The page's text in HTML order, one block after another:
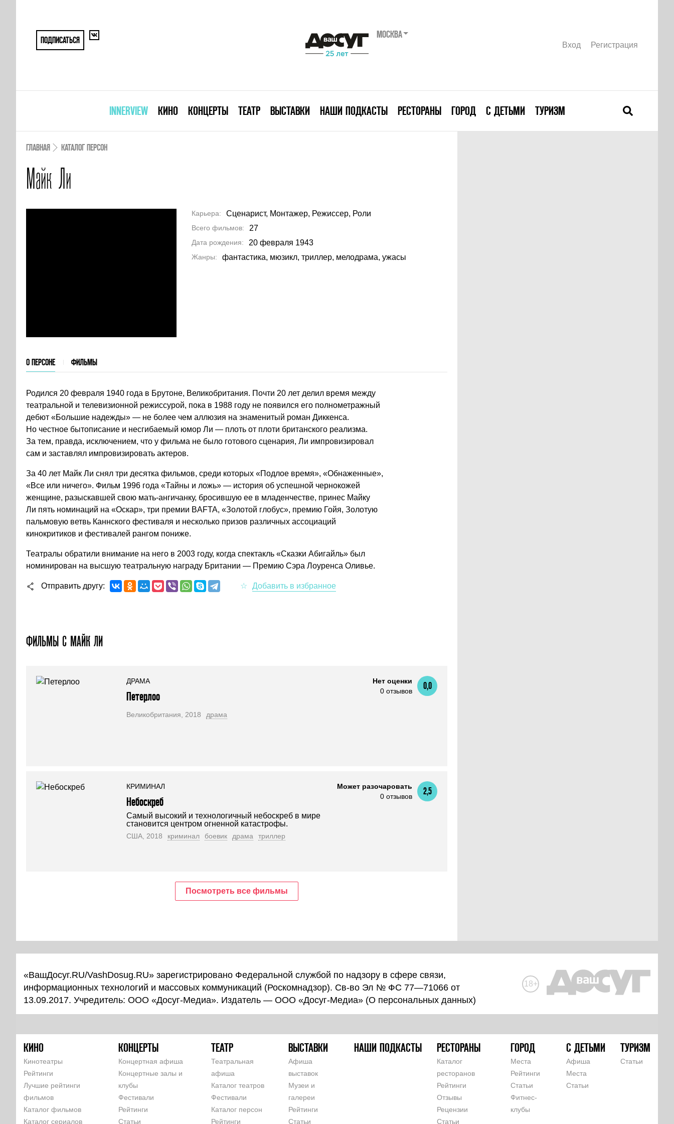
ПОДПИСАТЬСЯ
МОСКВА
Вход Регистрация
INNERVIEW КИНО КОНЦЕРТЫ ТЕАТР ВЫСТАВКИ НАШИ ПОДКАСТЫ РЕСТОРАНЫ ГОРОД С ДЕТЬМИ ТУРИЗМ
ГЛАВНАЯ КАТАЛОГ ПЕРСОН
Майк Ли
Карьера Сценарист, Монтажер, Режиссер, Роли
Всего фильмов 27
Дата рождения 20 февраля 1943
Жанры фантастика, мюзикл, триллер, мелодрама, ужасы
О ПЕРСОНЕ ФИЛЬМЫ
Родился 20 февраля 1940 года в Брутоне, Великобритания. Почти 20 лет делил время между
театральной и телевизионной режиссурой, пока в 1988 году не появился его полнометражный
дебют «Большие надежды» — не более чем аллюзия на знаменитый роман Диккенса.
Но честное бытописание и несгибаемый юмор Ли — плоть от плоти британского реализма.
За тем, правда, исключением, что у фильма не было готового сценария, Ли импровизировал
сам и заставлял импровизировать актеров.
За 40 лет Майк Ли снял три десятка фильмов, среди которых «Подлое время», «Обнаженные»,
«Все или ничего». Фильм 1996 года «Тайны и ложь» — история об успешной чернокожей
женщине, разыскавшей свою мать-ангичанку, бросившую ее в младенчестве, принес Майку
Ли пять номинаций на «Оскар», три премии BAFTA, «Золотой глобус», премию Гойя, Золотую
пальмовую ветвь Каннского фестиваля и несколько призов различных ассоциаций
кинокритиков и фестивалей рангом пониже.
Театралы обратили внимание на него в 2003 году, когда спектакль «Сказки Абигайль» был
номинирован на высшую театральную награду Британии — Премию Сэра Лоуренса Оливье.
Отправить другу
ФИЛЬМЫ С МАЙК ЛИ
ДРАМА
Петерлоо
Великобритания, 2018 драма
Нет оценки
0 отзывов
0,0
КРИМИНАЛ
Небоскреб
Самый высокий и технологичный небоскреб в мире
становится центром огненной катастрофы.
США, 2018 криминал боевик драма триллер
Может разочаровать
0 отзывов
2,5
Посмотреть все фильмы
«ВашДосуг.RU/VashDosug.RU» зарегистрировано Федеральной службой по надзору в сфере связи,
информационных технологий и массовых коммуникаций (Роскомнадзор). Св-во Эл № ФС 77—71066 от
13.09.2017. Учредитель: ООО «Досуг-Медиа». Издатель — ООО «Досуг-Медиа» (О персональных данных)
18+
КИНО
Кинотеатры
Рейтинги
Лучшие рейтинги
фильмов
Каталог фильмов
Каталог сериалов
КОНЦЕРТЫ
Концертная афиша
Концертные залы и
клубы
Фестивали
Рейтинги
Статьи
ТЕАТР
Театральная
афиша
Каталог театров
Фестивали
Каталог персон
Рейтинги
ВЫСТАВКИ
Афиша
выставок
Музеи и
галереи
Рейтинги
Статьи
НАШИ ПОДКАСТЫ РЕСТОРАНЫ
Каталог
ресторанов
Рейтинги
Отзывы
Рецензии
Статьи
ГОРОД
Места
Рейтинги
Статьи
Фитнес-
клубы
С ДЕТЬМИ
Афиша
Места
Статьи
ТУРИЗМ
Статьи